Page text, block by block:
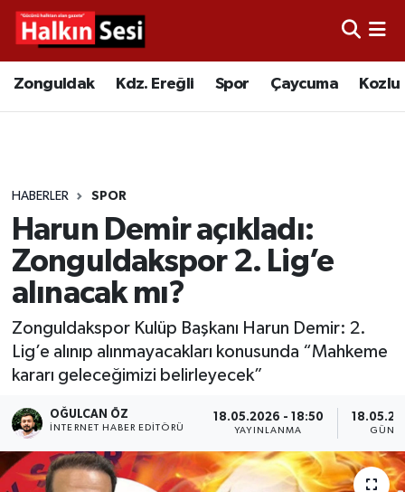
Zonguldak Kdz. Ereğli Spor Çaycuma Kozlu
HABERLER SPOR
Harun Demir açıkladı:
Zonguldakspor 2. Lig’e
alınacak mı?
Zonguldakspor Kulüp Başkanı Harun Demir: 2.
Lig’e alınıp alınmayacakları konusunda “Mahkeme
kararı geleceğimizi belirleyecek”
OĞULCAN ÖZ
İNTERNET HABER EDITÖRÜ
18.05.2026 - 18:50
YAYINLANMA
Video
Çaycuma
Alaplı
Asayiş
Bartın
Bolu
Merkez Hava Durumu
Tüm Manşetler
Son Dakika Haberleri
Haber Arşivi